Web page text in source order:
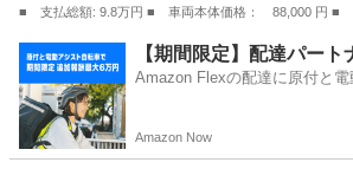
■ 支払総額: 9.8万円 ■ 車両本体価格： 88,000 円
相模原市 その他
【期間限定】配達パート
Amazon Flexの配達に原付と
Amazon Now